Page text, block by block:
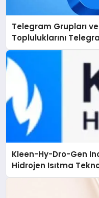
Telegram Grupları
Topluluklarını
Kleen-Hy-Dro-Gen
Hidrojen Isıtma
Düzenleyici